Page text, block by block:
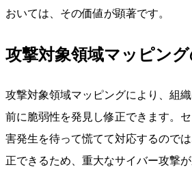
おいては、その価値が顕著です。
攻撃対象領域マッピン
攻撃対象領域マッピングにより、組
前に脆弱性を発見し修正できます。
害発生を待って慌てて対応するので
正できるため、重大なサイバー攻撃